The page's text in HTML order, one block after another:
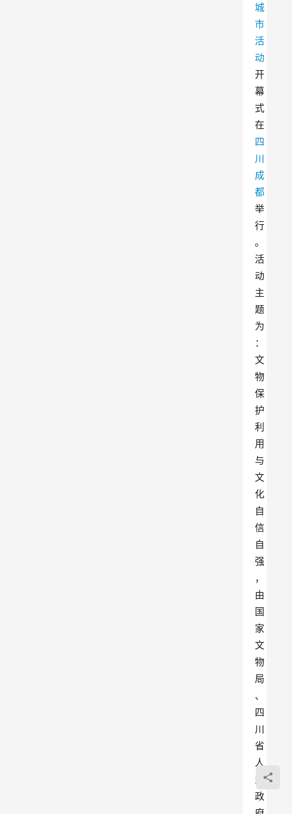
城
市
活
动
开
幕
式
在
四
川
成
都
举
行
。
活
动
主
题
为
：
文
物
保
护
利
用
与
文
化
自
信
自
强
，
由
国
家
文
物
局
、
四
川
省
人
民
政